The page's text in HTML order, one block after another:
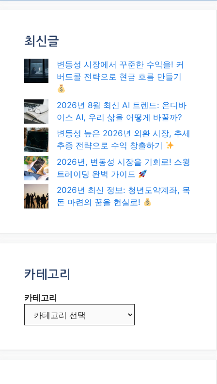
최신글
변동성 시장에서 꾸준한 수익을! 커
버드콜 전략으로 현금 흐름 만들기
2026년 8월 최신 AI 트렌드: 온디바
이스 AI, 우리 삶을 어떻게 바꿀까?
변동성 높은 2026년 외환 시장, 추세
추종 전략으로 수익 창출하기
2026년, 변동성 시장을 기회로! 스윙
트레이딩 완벽 가이드
2026년 최신 정보: 청년도약계좌, 목
돈 마련의 꿈을 현실로!
카테고리
카테고리